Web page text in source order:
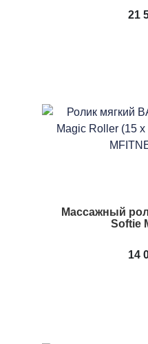
21
Массажный
Softie
14